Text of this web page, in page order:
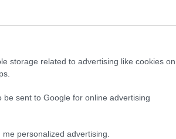
storage related to advertising like cookies on
be sent to Google for online advertising
personalized advertising.
Visitors